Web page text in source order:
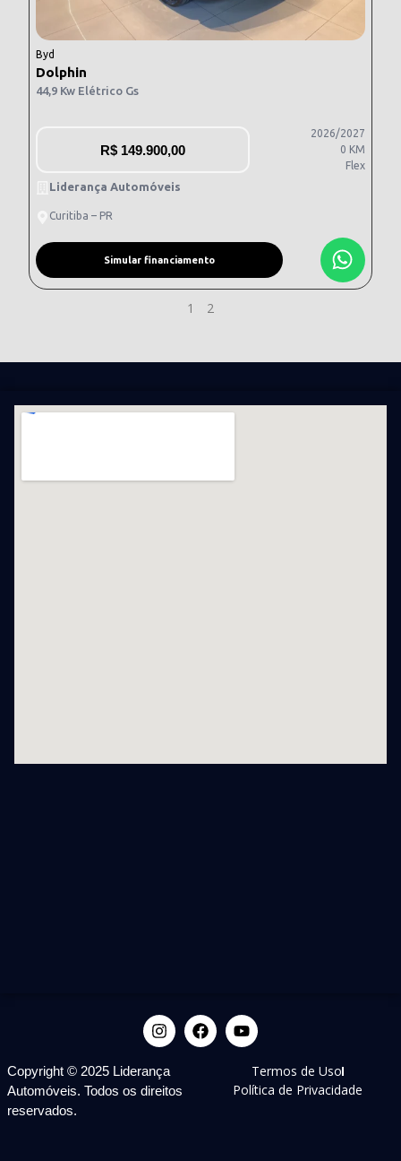
Byd
Dolphin
44,9 Kw Elétrico Gs
R$ 149.900,00
2026/2027
0 KM
Flex
Liderança Automóveis
Curitiba – PR
Simular financiamento
1 2
Copyright © 2025 Liderança
Automóveis. Todos os direitos
reservados.
Termos de Uso
Política de Privacidade